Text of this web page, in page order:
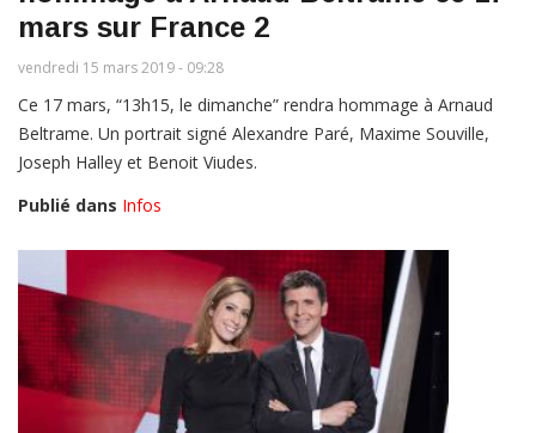
mars sur France 2
vendredi 15 mars 2019 - 09:28
Ce 17 mars, “13h15, le dimanche” rendra hommage à Arnaud
Beltrame. Un portrait signé Alexandre Paré, Maxime Souville,
Joseph Halley et Benoit Viudes.
Publié dans Infos